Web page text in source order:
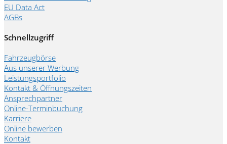
EU Data Act
AGBs
Schnellzugriff
Fahrzeugbörse
Aus unserer Werbung
Leistungsportfolio
Kontakt & Öffnungszeiten
Ansprechpartner
Online-Terminbuchung
Karriere
Online bewerben
Kontakt